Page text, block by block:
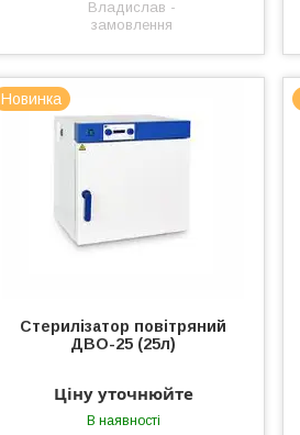
Владислав -
замовлення
Новинка
Стерилізатор повітряний
ДВО-25 (25л)
Ціну уточнюйте
В наявності